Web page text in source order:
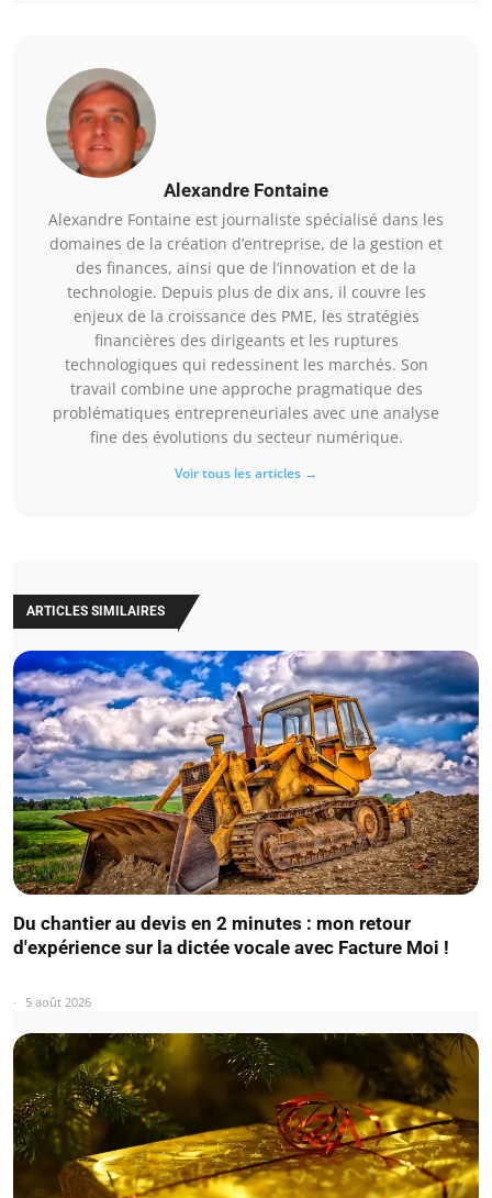
Alexandre Fontaine
Alexandre Fontaine est journaliste spécialisé dans les
domaines de la création d’entreprise, de la gestion et
des finances, ainsi que de l’innovation et de la
technologie. Depuis plus de dix ans, il couvre les
enjeux de la croissance des PME, les stratégies
financières des dirigeants et les ruptures
technologiques qui redessinent les marchés. Son
travail combine une approche pragmatique des
problématiques entrepreneuriales avec une analyse
fine des évolutions du secteur numérique.
Voir tous les articles →
ARTICLES SIMILAIRES
Du chantier au devis en 2 minutes : mon retour
d'expérience sur la dictée vocale avec Facture Moi !
5 août 2026